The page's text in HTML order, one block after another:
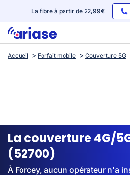
La fibre à partir de 22,99€
Box internet
Streaming
Accueil Forfait mobile Couverture 5G
La couverture 4G/
(52700)
À Forcey, aucun opérateur n'a